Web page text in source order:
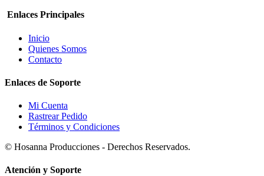
Enlaces Principales
Inicio
Quienes Somos
Contacto
Enlaces de Soporte
Mi Cuenta
Rastrear Pedido
Términos y Condiciones
© Hosanna Producciones - Derechos Reservados.
Atención y Soporte